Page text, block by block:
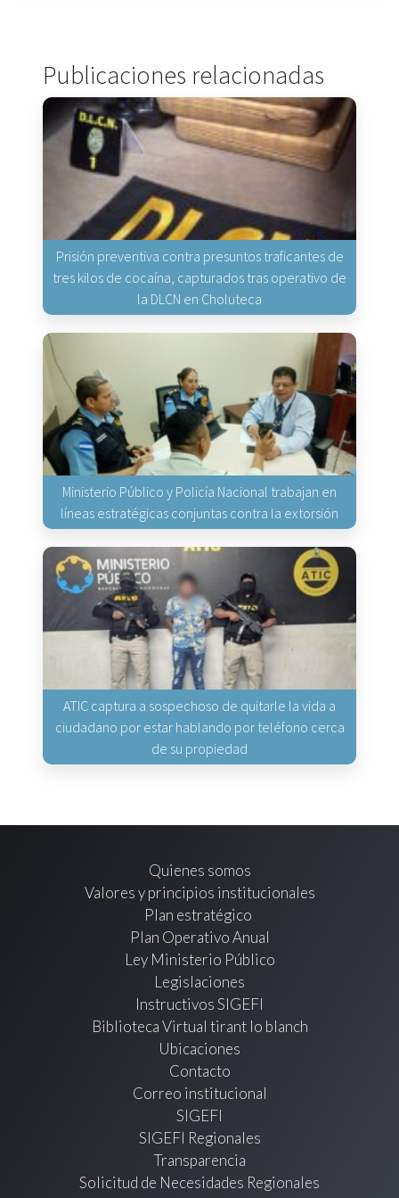
Publicaciones relacionadas
Prisión preventiva contra presuntos traficantes de
tres kilos de cocaína, capturados tras operativo de
la DLCN en Choluteca
Ministerio Público y Policía Nacional trabajan en
líneas estratégicas conjuntas contra la extorsión
ATIC captura a sospechoso de quitarle la vida a
ciudadano por estar hablando por teléfono cerca
de su propiedad
Quienes somos
Valores y principios institucionales
Plan estratégico
Plan Operativo Anual
Ley Ministerio Público
Legislaciones
Instructivos SIGEFI
Biblioteca Virtual tirant lo blanch
Ubicaciones
Contacto
Correo institucional
SIGEFI
SIGEFI Regionales
Transparencia
Solicitud de Necesidades Regionales